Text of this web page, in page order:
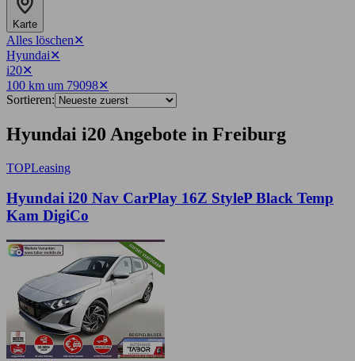
Karte
Alles löschen✕
Hyundai✕
i20✕
100 km um 79098✕
Sortieren:
Hyundai i20 Angebote in Freiburg
TOPLeasing
Hyundai i20 Nav CarPlay 16Z StyleP Black Temp
Kam DigiCo